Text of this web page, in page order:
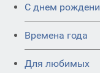
C днем
Времена года
Для любимых